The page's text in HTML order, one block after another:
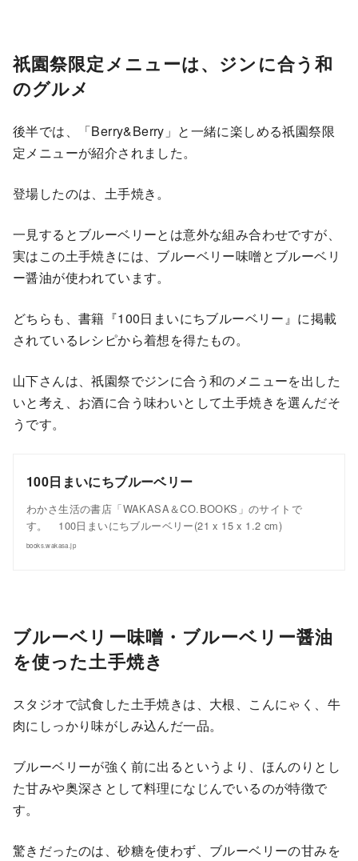
祇園祭限定メニューは、ジンに合う和
のグルメ
後半では、「Berry&Berry」と一緒に楽しめる祇園祭限
定メニューが紹介されました。
登場したのは、土手焼き。
一見するとブルーベリーとは意外な組み合わせですが、
実はこの土手焼きには、ブルーベリー味噌とブルーベリ
ー醤油が使われています。
どちらも、書籍『100日まいにちブルーベリー』に掲載
されているレシピから着想を得たもの。
山下さんは、祇園祭でジンに合う和のメニューを出した
いと考え、お酒に合う味わいとして土手焼きを選んだそ
うです。
100日まいにちブルーベリー
わかさ生活の書店「WAKASA＆CO.BOOKS」のサイトで
す。 100日まいにちブルーベリー(21 x 15 x 1.2 cm)
books.wakasa.jp
ブルーベリー味噌・ブルーベリー醤油
を使った土手焼き
スタジオで試食した土手焼きは、大根、こんにゃく、牛
肉にしっかり味がしみ込んだ一品。
ブルーベリーが強く前に出るというより、ほんのりとし
た甘みや奥深さとして料理になじんでいるのが特徴で
す。
驚きだったのは、砂糖を使わず、ブルーベリーの甘みを